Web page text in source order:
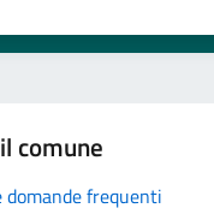
comune
domande frequenti